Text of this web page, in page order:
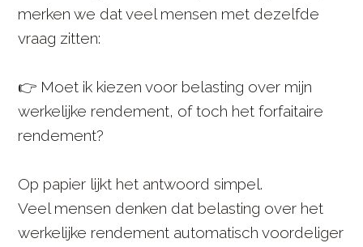
merken we dat veel mensen met dezelfde
vraag zitten:
👉 Moet ik kiezen voor belasting over mijn
werkelijke rendement, of toch het forfaitaire
rendement?
Op papier lijkt het antwoord simpel.
Veel mensen denken dat belasting over het
werkelijke rendement automatisch voordeliger